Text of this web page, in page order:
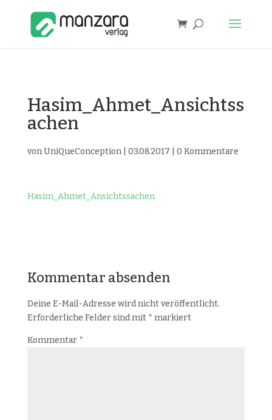
Hasim_Ahmet_Ansichtss
achen
vonUniQueConception| 03.08.2017 0 Kommentare
Hasim_Ahmet_Ansichtssachen
Kommentar absenden
Deine E-Mail-Adresse wird nicht veröffentlicht.
Erforderliche Felder sind mit * markiert
Kommentar *